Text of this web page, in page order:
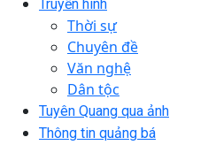
Truyền hình
Thời sự
Chuyên đề
Văn nghệ
Dân tộc
Tuyên Quang qua ảnh
Thông tin quảng bá